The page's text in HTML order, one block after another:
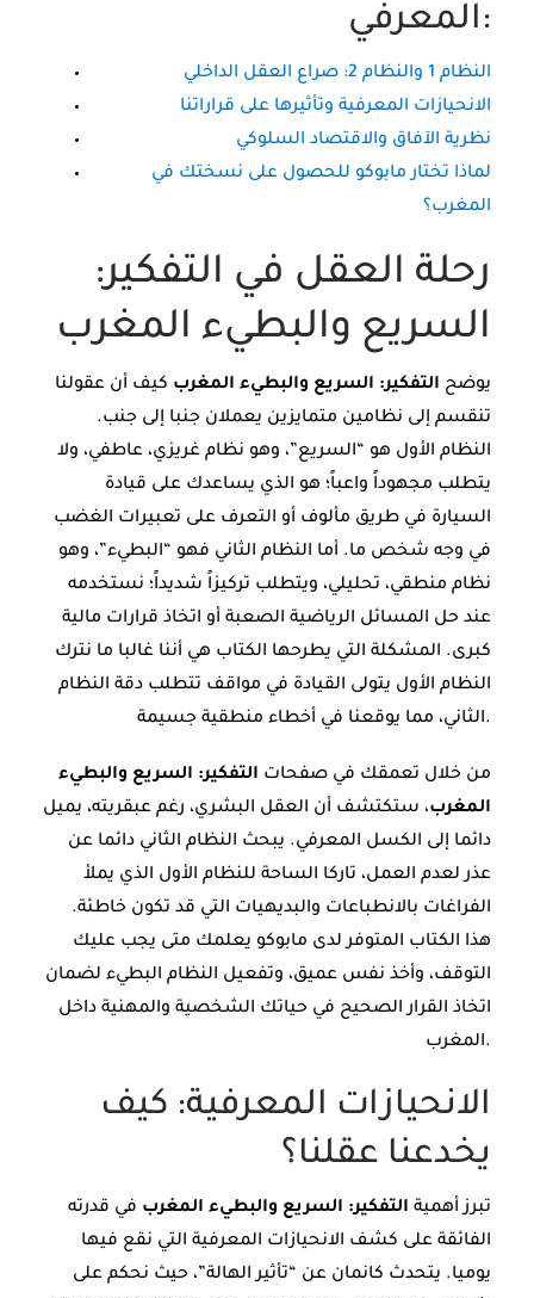
المعرفي:
النظام 1 والنظام 2: صراع العقل الداخلي
الانحيازات المعرفية وتأثيرها على قراراتنا
نظرية الآفاق والاقتصاد السلوكي
لماذا تختار مابوكو للحصول على نسختك في
المغرب؟
رحلة العقل في التفكير:
السريع والبطيء المغرب
يوضح التفكير: السريع والبطيء المغرب كيف أن عقولنا
تنقسم إلى نظامين متمايزين يعملان جنبا إلى جنب.
النظام الأول هو “السريع”، وهو نظام غريزي، عاطفي، ولا
يتطلب مجهوداً واعباً؛ هو الذي يساعدك على قيادة
السيارة في طريق مألوف أو التعرف على تعبيرات الغضب
في وجه شخص ما. أما النظام الثاني فهو “البطيء”، وهو
نظام منطقي، تحليلي، ويتطلب تركيزاً شديداً؛ نستخدمه
عند حل المسائل الرياضية الصعبة أو اتخاذ قرارات مالية
كبرى. المشكلة التي يطرحها الكتاب هي أننا غالبا ما نترك
النظام الأول يتولى القيادة في مواقف تتطلب دقة النظام
الثاني، مما يوقعنا في أخطاء منطقية جسيمة.
من خلال تعمقك في صفحات التفكير: السريع والبطيء
المغرب، ستكتشف أن العقل البشري، رغم عبقريته، يميل
دائما إلى الكسل المعرفي. يبحث النظام الثاني دائما عن
عذر لعدم العمل، تاركا الساحة للنظام الأول الذي يملأ
الفراغات بالانطباعات والبديهيات التي قد تكون خاطئة.
هذا الكتاب المتوفر لدى مابوكو يعلمك متى يجب عليك
التوقف، وأخذ نفس عميق، وتفعيل النظام البطيء لضمان
اتخاذ القرار الصحيح في حياتك الشخصية والمهنية داخل
المغرب.
الانحيازات المعرفية: كيف
يخدعنا عقلنا؟
تبرز أهمية التفكير: السريع والبطيء المغرب في قدرته
الفائقة على كشف الانحيازات المعرفية التي نقع فيها
يوميا. يتحدث كانمان عن “تأثير الهالة”، حيث نحكم على